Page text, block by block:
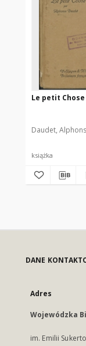
Le petit Chose
Daudet,
książka
DANE
Adres
Wojewódzka
im. Emilii